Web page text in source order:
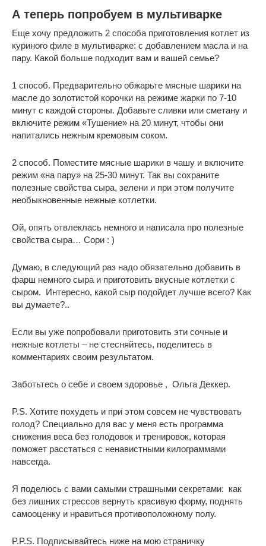
А теперь попробуем в мультиварке
Еще хочу предложить 2 способа приготовления котлет из
куриного филе в мультиварке: с добавлением масла и на
пару. Какой больше подходит вам и вашей семье?
1 способ. Предварительно обжарьте мясные шарики на
масле до золотистой корочки на режиме жарки по 7-10
минут с каждой стороны. Добавьте сливки или сметану и
включите режим «Тушение» на 20 минут, чтобы они
напитались нежным кремовым соком.
2 способ. Поместите мясные шарики в чашу и включите
режим «на пару» на 25-30 минут. Так вы сохраните
полезные свойства сыра, зелени и при этом получите
необыкновенные нежные котлетки.
Ой, опять отвлеклась немного и написала про полезные
свойства сыра… Сори : )
Думаю, в следующий раз надо обязательно добавить в
фарш немного сыра и приготовить вкусные котлетки с
сыром. Интересно, какой сыр подойдет лучше всего? Как
вы думаете?..
Если вы уже попробовали приготовить эти сочные и
нежные котлеты – не стесняйтесь, поделитесь в
комментариях своим результатом.
Заботьтесь о себе и своем здоровье , Ольга Деккер.
P.S. Хотите похудеть и при этом совсем не чувствовать
голод? Специально для вас у меня есть программа
снижения веса без голодовок и тренировок, которая
поможет расстаться с ненавистными килограммами
навсегда.
Я поделюсь с вами самыми страшными секретами: как
без лишних стрессов вернуть красивую форму, поднять
самооценку и нравиться противоположному полу.
P.P.S. Подписывайтесь ниже на мою страничку